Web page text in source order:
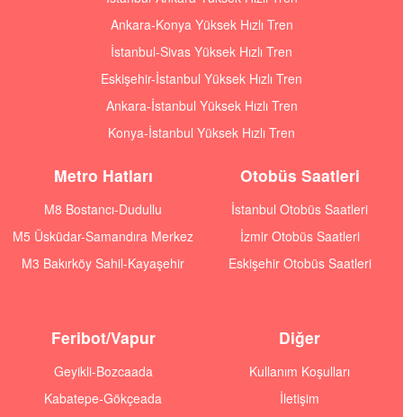
Ankara-Konya Yüksek Hızlı Tren
İstanbul-Sivas Yüksek Hızlı Tren
Eskişehir-İstanbul Yüksek Hızlı Tren
Ankara-İstanbul Yüksek Hızlı Tren
Konya-İstanbul Yüksek Hızlı Tren
Metro Hatları
M8 Bostancı-Dudullu
M5 Üsküdar-Samandıra Merkez
M3 Bakırköy Sahil-Kayaşehir
Otobüs Saatleri
İstanbul Otobüs Saatleri
İzmir Otobüs Saatleri
Eskişehir Otobüs Saatleri
Feribot/Vapur
Geyikli-Bozcaada
Kabatepe-Gökçeada
Diğer
Kullanım Koşulları
İletişim